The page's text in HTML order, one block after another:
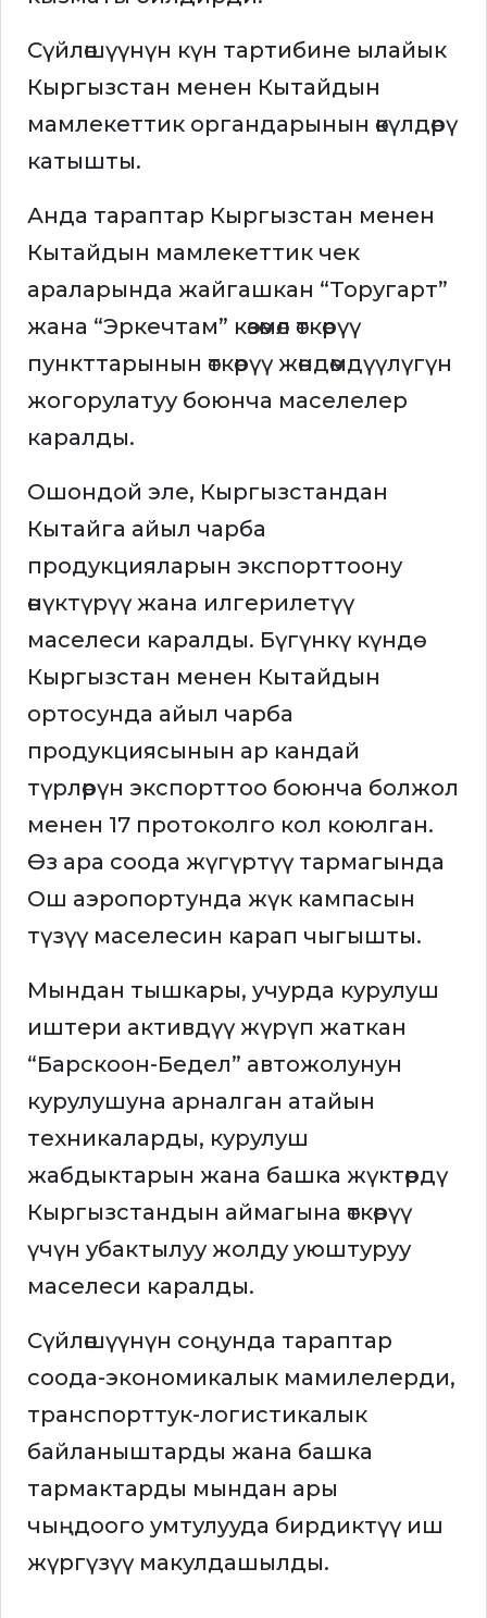
Сүйлөшүүнүн күн тартибине ылайык
Кыргызстан менен Кытайдын
мамлекеттик органдарынын өкүлдөрү
катышты.
Анда тараптар Кыргызстан менен
Кытайдын мамлекеттик чек
араларында жайгашкан “Торугарт”
жана “Эркечтам” көзөмөл өткөрүү
пункттарынын өткөрүү жөндөмдүүлүгүн
жогорулатуу боюнча маселелер
каралды.
Ошондой эле, Кыргызстандан
Кытайга айыл чарба
продукцияларын экспорттоону
өнүктүрүү жана илгерилетүү
маселеси каралды. Бүгүнкү күндө
Кыргызстан менен Кытайдын
ортосунда айыл чарба
продукциясынын ар кандай
түрлөрүн экспорттоо боюнча болжол
менен 17 протоколго кол коюлган.
Өз ара соода жүгүртүү тармагында
Ош аэропортунда жүк кампасын
түзүү маселесин карап чыгышты.
Мындан тышкары, учурда курулуш
иштери активдүү жүрүп жаткан
“Барскоон-Бедел” автожолунун
курулушуна арналган атайын
техникаларды, курулуш
жабдыктарын жана башка жүктөрдү
Кыргызстандын аймагына өткөрүү
үчүн убактылуу жолду уюштуруу
маселеси каралды.
Сүйлөшүүнүн соңунда тараптар
соода-экономикалык мамилелерди,
транспорттук-логистикалык
байланыштарды жана башка
тармактарды мындан ары
чыңдоого умтулууда бирдиктүү иш
жүргүзүү макулдашылды.